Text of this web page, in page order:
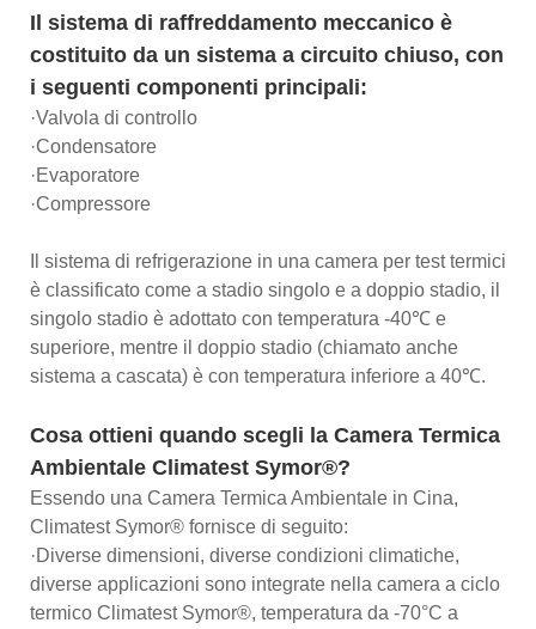
Il sistema di raffreddamento meccanico è
costituito da un sistema a circuito chiuso, con
i seguenti componenti principali:
·Valvola di controllo
·Condensatore
·Evaporatore
·Compressore
Il sistema di refrigerazione in una camera per test termici
è classificato come a stadio singolo e a doppio stadio, il
singolo stadio è adottato con temperatura -40℃ e
superiore, mentre il doppio stadio (chiamato anche
sistema a cascata) è con temperatura inferiore a 40℃.
Cosa ottieni quando scegli la Camera Termica
Ambientale Climatest Symor®?
Essendo una Camera Termica Ambientale in Cina,
Climatest Symor® fornisce di seguito:
·Diverse dimensioni, diverse condizioni climatiche,
diverse applicazioni sono integrate nella camera a ciclo
termico Climatest Symor®, temperatura da -70°C a